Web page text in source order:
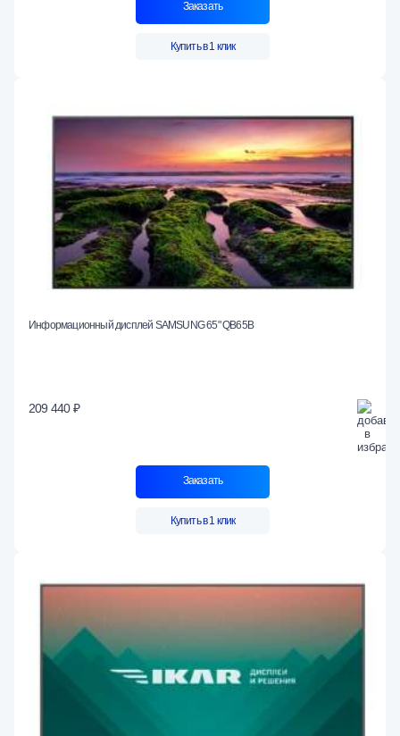
Заказать
Купить в 1 клик
Информационный дисплей SAMSUNG 65" QB65B
209 440 ₽
Заказать
Купить в 1 клик